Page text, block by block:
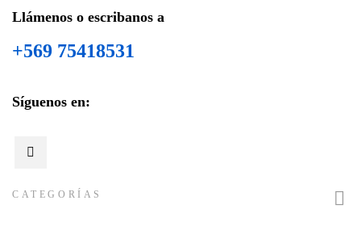
Llámenos o escribanos a
+569 75418531
Síguenos en:
CATEGORÍAS 